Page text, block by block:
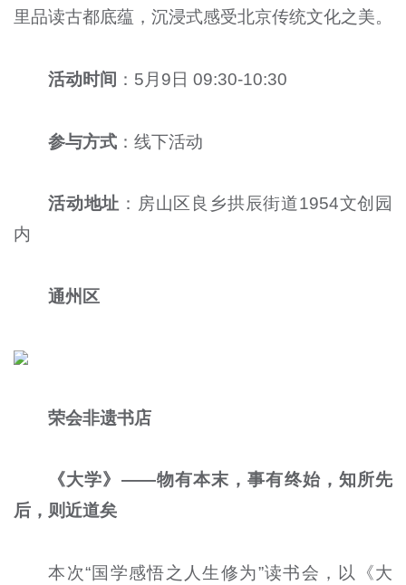
里品读古都底蕴，沉浸式感受北京传统文化之美。
活动时间 ：5月9日 09:30-10:30
参与方式 ：线下活动
活动地址 ：房山区良乡拱辰街道1954文创园
内
通州区
荣会非遗书店
《大学》——物有本末，事有终始，知所先
后，则近道矣
本次“国学感悟之人生修为”读书会，以《大